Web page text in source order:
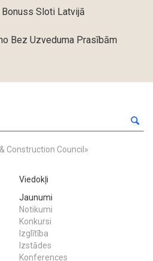
Sloti Latvijā
Bez Uzveduma Prasībām
Construction Council»
Viedokļi
Jaunumi
Notikumi
Konkursi
Izglītība
Izstādes
Konferences